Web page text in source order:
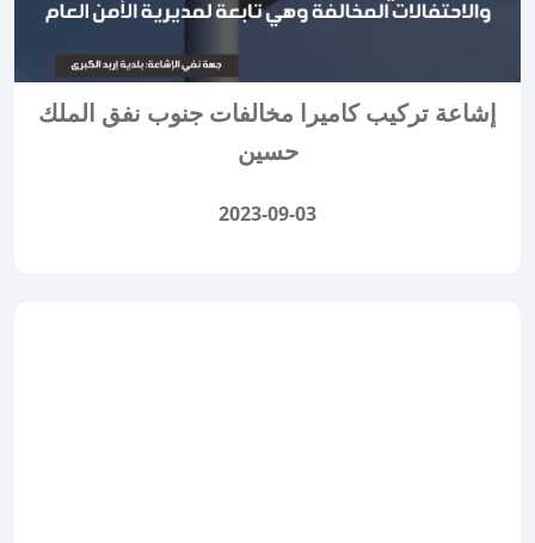
إشاعة تركيب كاميرا مخالفات جنوب نفق الملك
حسين
2023-09-03